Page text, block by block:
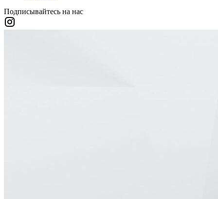
Подписывайтесь на нас